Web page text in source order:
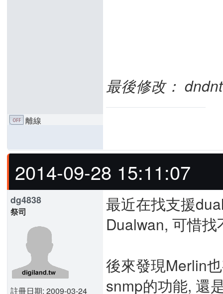
最後修改：
離線
2014-09-28 15:11:07
dg4838
祭司
註冊日期: 2009-03-24
最近在找支援
Dualwan, 可惜
後來發現Merlin
snmp的功能, 還